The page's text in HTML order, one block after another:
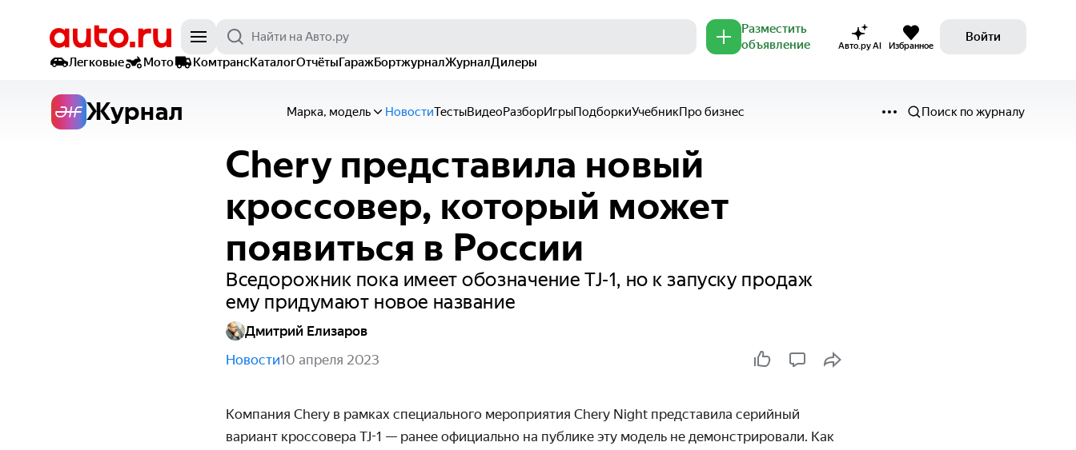
Разместить
объявление
Авто.ру AI Избранное
Войти
Легковые
Мото КомтрансКаталогОтчётыГаражБортжурналЖурналДилеры
Журнал Марка, модель НовостиТестыВидеоРазборИгрыПодборкиУчебникПро бизнес Поиск по журналу
Chery представила новый
кроссовер, который может
появиться в России
Вседорожник пока имеет обозначение TJ-1, но к запуску продаж
ему придумают новое название
Дмитрий Елизаров
Новости10 апреля 2023
Компания Chery в рамках специального мероприятия Chery Night представила серийный
вариант кроссовера TJ-1 — ранее официально на публике эту модель не демонстрировали. Как